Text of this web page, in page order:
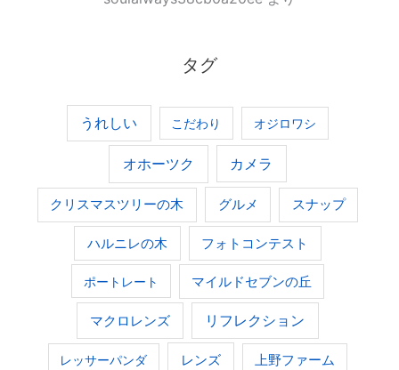
タグ
うれしい こだわり オジロワシ
オホーツク カメラ
クリスマスツリーの木 グルメ スナップ
ハルニレの木 フォトコンテスト
ポートレート マイルドセブンの丘
マクロレンズ リフレクション
レッサーパンダ レンズ 上野ファーム